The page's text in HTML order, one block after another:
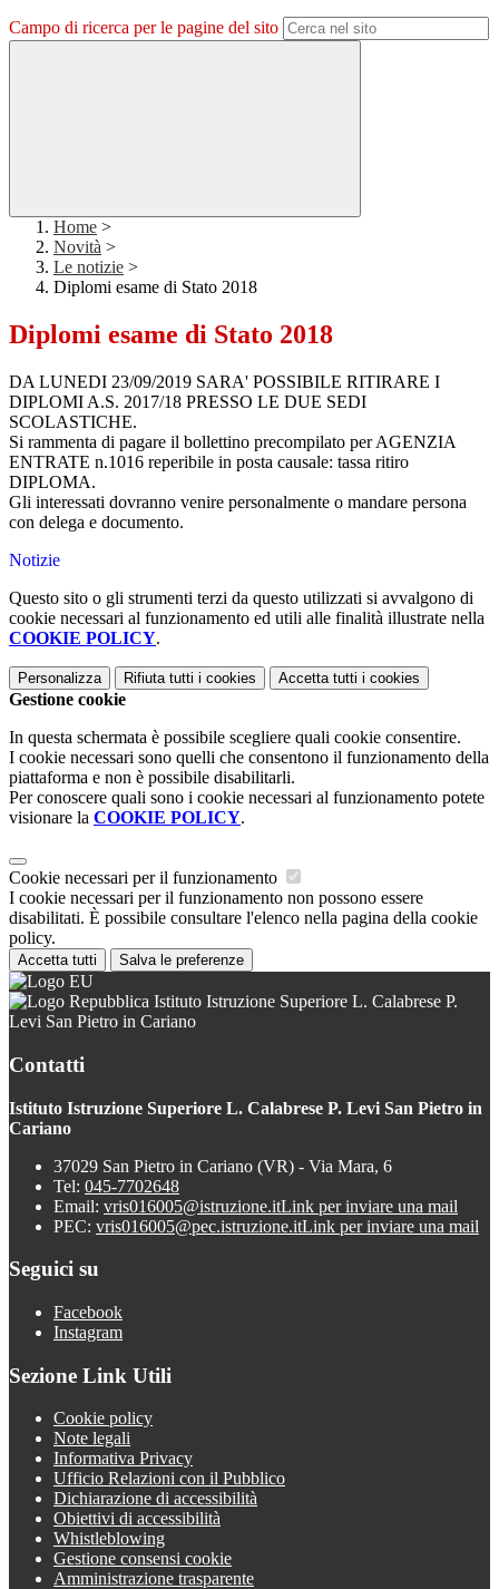
Campo di ricerca per le pagine del sito
Home >
Novità >
Le notizie >
Diplomi esame di Stato 2018
Diplomi esame di Stato 2018
DA LUNEDI 23/09/2019 SARA' POSSIBILE RITIRARE I
DIPLOMI A.S. 2017/18 PRESSO LE DUE SEDI
SCOLASTICHE.
Si rammenta di pagare il bollettino precompilato per AGENZIA
ENTRATE n.1016 reperibile in posta causale: tassa ritiro
DIPLOMA.
Gli interessati dovranno venire personalmente o mandare persona
con delega e documento.
Notizie
Questo sito o gli strumenti terzi da questo utilizzati si avvalgono di
cookie necessari al funzionamento ed utili alle finalità illustrate nella
COOKIE POLICY.
Personalizza Rifiuta tutti i cookies Accetta tutti i cookies
Gestione cookie
In questa schermata è possibile scegliere quali cookie consentire.
I cookie necessari sono quelli che consentono il funzionamento della
piattaforma e non è possibile disabilitarli.
Per conoscere quali sono i cookie necessari al funzionamento potete
visionare la COOKIE POLICY.
Cookie necessari per il funzionamento
I cookie necessari per il funzionamento non possono essere
disabilitati. È possibile consultare l'elenco nella pagina della cookie
policy.
Accetta tutti Salva le preferenze
Istituto Istruzione Superiore L. Calabrese P.
Levi San Pietro in Cariano
Contatti
Istituto Istruzione Superiore L. Calabrese P. Levi San Pietro in
Cariano
37029 San Pietro in Cariano (VR) - Via Mara, 6
Tel: 045-7702648
Email: vris016005@istruzione.itLink per inviare una mail
PEC: vris016005@pec.istruzione.itLink per inviare una mail
Seguici su
Facebook
Instagram
Sezione Link Utili
Cookie policy
Note legali
Informativa Privacy
Ufficio Relazioni con il Pubblico
Dichiarazione di accessibilità
Obiettivi di accessibilità
Whistleblowing
Gestione consensi cookie
Amministrazione trasparente